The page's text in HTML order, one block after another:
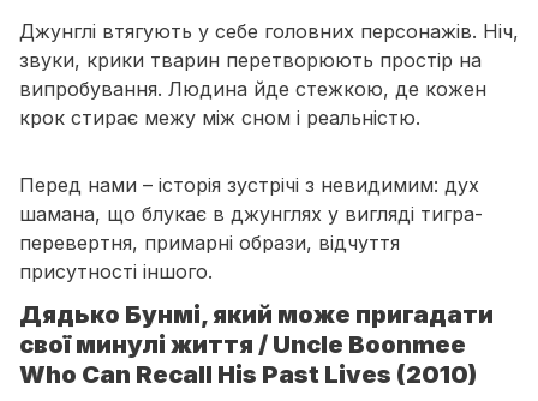
Джунглі втягують у себе головних персонажів. Ніч,
звуки, крики тварин перетворюють простір на
випробування. Людина йде стежкою, де кожен
крок стирає межу між сном і реальністю.
Перед нами – історія зустрічі з невидимим: дух
шамана, що блукає в джунглях у вигляді тигра-
перевертня, примарні образи, відчуття
присутності іншого.
Дядько Бунмі, який може пригадати
свої минулі життя / Uncle Boonmee
Who Can Recall His Past Lives (2010)